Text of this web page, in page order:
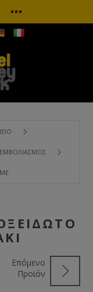
ΕΜΒΟΛΙΑΣΜΌΣ
ΚΟΥΤΑΛΆΚΙ
Επόμενο
Προϊόν